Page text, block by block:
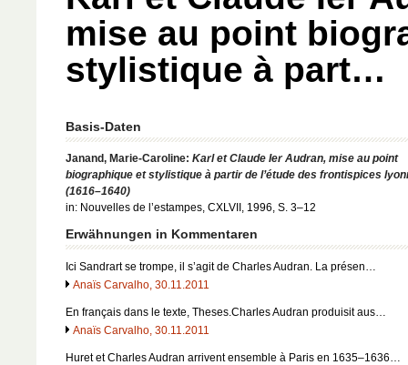
mise au point
stylistique à part…
Basis-Daten
Janand, Marie-Caroline: Karl et Claude Ier Audran, mise au point
biographique et stylistique à partir de l’étude des frontispices
(1616–1640)
in: Nouvelles de l’estampes, CXLVII, 1996, S. 3–12
Erwähnungen in Kommentaren
Ici Sandrart se trompe, il s’agit de Charles Audran. La présen…
Anaïs Carvalho, 30.11.2011
En français dans le texte, Theses.Charles Audran produisit aus…
Anaïs Carvalho, 30.11.2011
Huret et Charles Audran arrivent ensemble à Paris en 1635–1636…